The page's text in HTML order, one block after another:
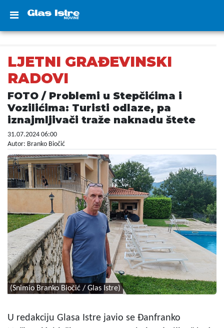
LJETNI GRAĐEVINSKI
RADOVI
FOTO / Problemi u Stepčićima i
Vozilićima: Turisti odlaze, pa
iznajmljivači traže naknadu štete
31.07.2024 06:00
Autor: Branko Biočić
(Snimio Branko Biočić / Glas Istre)
U redakciju Glasa Istre javio se Đanfranko